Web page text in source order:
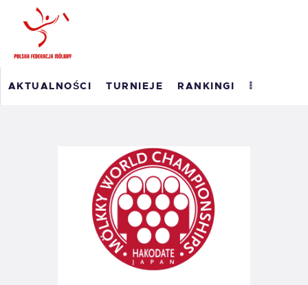
AKTUALNOŚCI TURNIEJE RANKINGI
POLSKI RANKING
MASTERS 2026
WYNIKI
O PFM
EM 2023
KONTAKT